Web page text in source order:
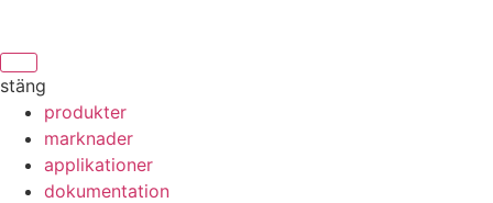
stäng
produkter
marknader
applikationer
dokumentation